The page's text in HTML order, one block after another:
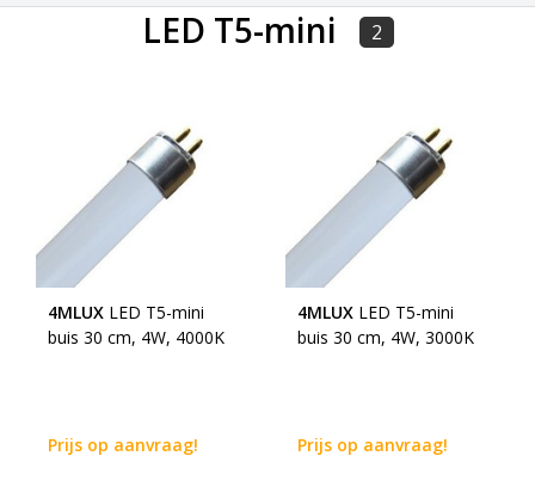
LED T5-mini 2
4MLUX LED T5-mini
buis 30 cm, 4W, 4000K
Prijs op aanvraag!
4MLUX LED T5-mini
buis 30 cm, 4W, 3000K
Prijs op aanvraag!